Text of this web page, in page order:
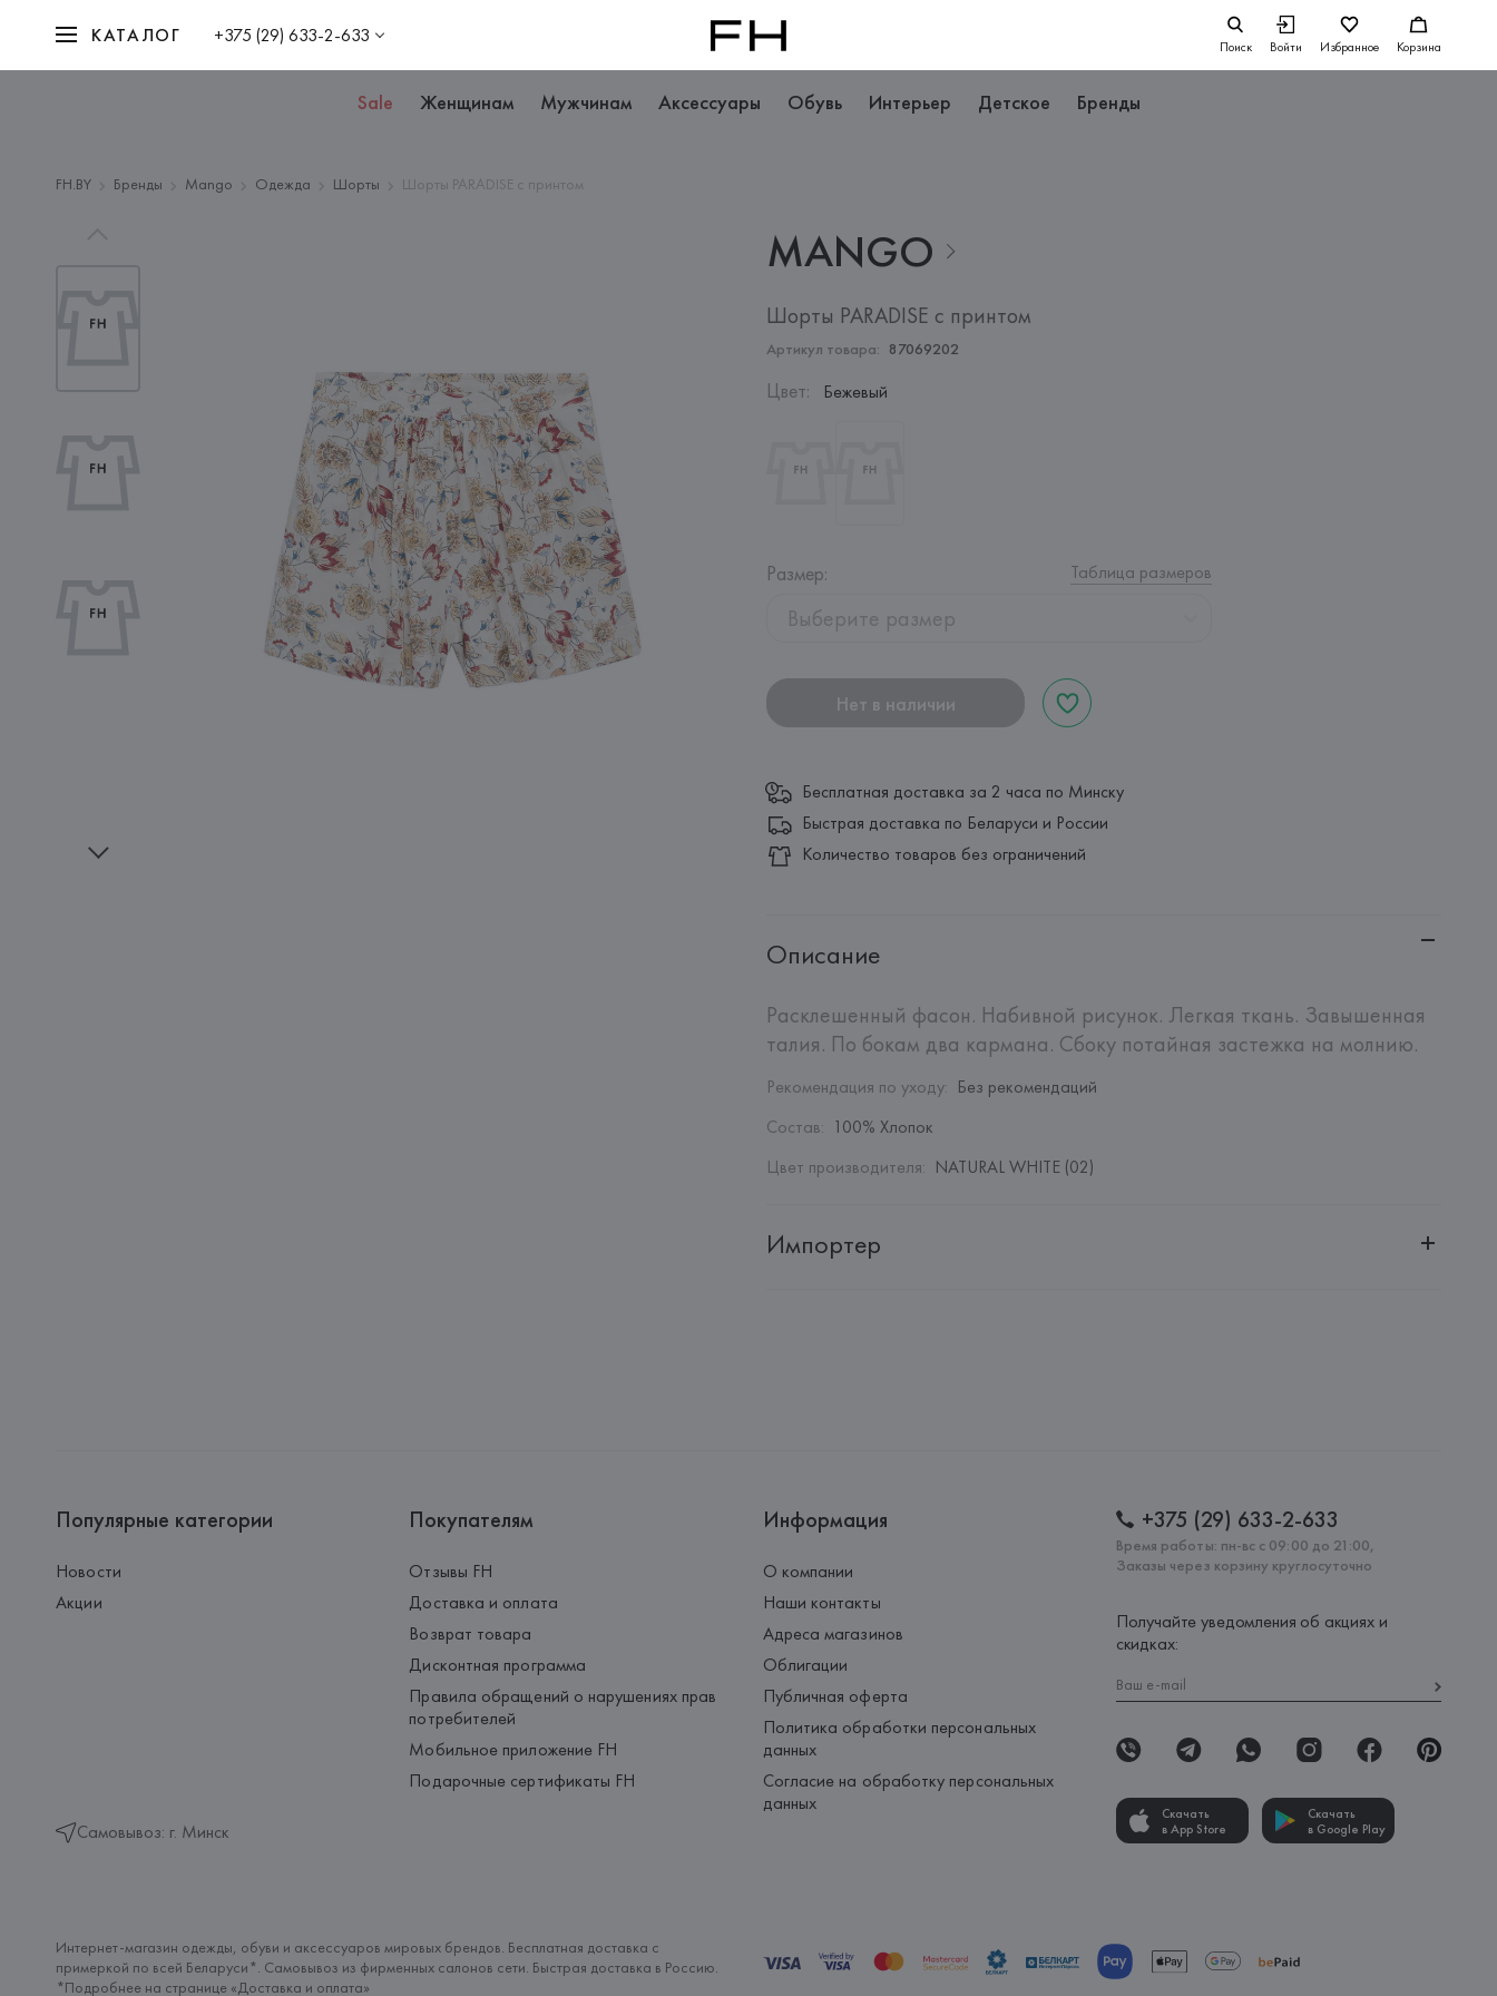
КАТАЛОГ +375 (29) 633-2-633 Поиск Войти Избранное Корзина
Sale Женщинам Мужчинам Аксессуары Обувь Интерьер Детское Бренды
FH.BY Бренды Mango Одежда Шорты Шорты PARADISE с принтом
MANGO
Шорты PARADISE с принтом
Артикул товара: 87069202
Цвет: Бежевый
Размер: Таблица размеров
Выберите размер
Нет в наличии
Бесплатная доставка за 2 часа по Минску
Быстрая доставка по Беларуси и России
Количество товаров без ограничений
Описание
Расклешенный фасон. Набивной рисунок. Легкая ткань. Завышенная
талия. По бокам два кармана. Сбоку потайная застежка на молнию.
Рекомендация по уходу: Без рекомендаций
Состав: 100% Хлопок
Цвет производителя: NATURAL WHITE (02)
Импортер
Популярные категории
Новости
Акции
Самовывоз: г. Минск
Покупателям
Отзывы FH
Доставка и оплата
Возврат товара
Дисконтная программа
Правила обращений о нарушениях прав
потребителей
Мобильное приложение FH
Подарочные сертификаты FH
Информация
О компании
Наши контакты
Адреса магазинов
Облигации
Публичная оферта
Политика обработки персональных
данных
Согласие на обработку персональных
данных
+375 (29) 633-2-633
Время работы: пн-вс с 09:00 до 21:00,
Заказы через корзину круглосуточно
Получайте уведомления об акциях и
скидках:
Скачать
в App Store
Скачать
в Google Play
Интернет-магазин одежды, обуви и аксессуаров мировых брендов. Бесплатная доставка с
примеркой по всей Беларуси*. Самовывоз из фирменных салонов сети. Быстрая доставка в Россию.
*Подробнее на странице «Доставка и оплата»